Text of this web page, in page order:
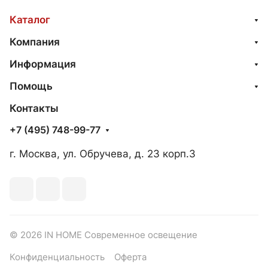
Каталог
Компания
Информация
Помощь
Контакты
+7 (495) 748-99-77
г. Москва, ул. Обручева, д. 23 корп.3
© 2026 IN HOME Современное освещение
Конфиденциальность Оферта